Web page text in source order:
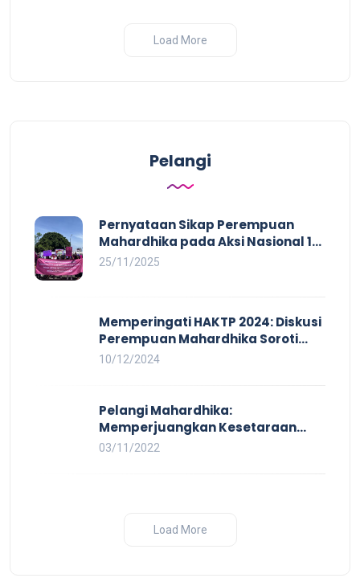
Load More
Pelangi
Pernyataan Sikap Perempuan
Mahardhika pada Aksi Nasional 16
HAKTP 2025 Kerja Layak dan Bebas
25/11/2025
Memperingati HAKTP 2024: Diskusi
Perempuan Mahardhika Soroti
Kerja Layak yang Inklusif bagi
10/12/2024
Pelangi Mahardhika:
Memperjuangkan Kesetaraan
untuk Pekerja LBTQ
03/11/2022
Load More